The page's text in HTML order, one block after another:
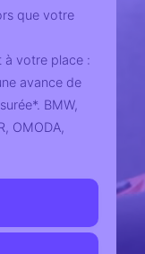
que votre
à votre place :
avance de
BMW,
OMODA,